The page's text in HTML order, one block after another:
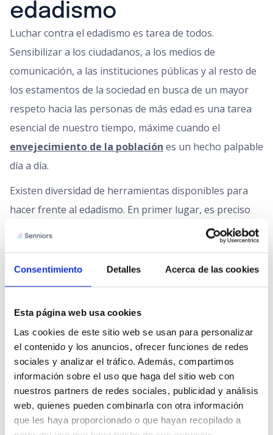
Consentimiento Detalles Acerca de las cookies
Esta página web usa cookies
Las cookies de este sitio web se usan para personalizar
el contenido y los anuncios, ofrecer funciones de redes
sociales y analizar el tráfico. Además, compartimos
información sobre el uso que haga del sitio web con
nuestros partners de redes sociales, publicidad y análisis
web, quienes pueden combinarla con otra información
que les haya proporcionado o que hayan recopilado a
edadismo
Luchar contra el edadismo es tarea de todos.
Sensibilizar a los ciudadanos, a los medios de
comunicación, a las instituciones públicas y al resto de
los estamentos de la sociedad en busca de un mayor
respeto hacia las personas de más edad es una tarea
esencial de nuestro tiempo, máxime cuando el
envejecimiento de la población es un hecho palpable
día a día.
Existen diversidad de herramientas disponibles para
hacer frente al edadismo. En primer lugar, es preciso
También es necesario contrarrestar los conceptos
negativos y estereotipados que homogenizan los
especialmente en las personas de más edad. Los
cambios debidos a la edad deben ser objeto de respeto.
Por último, se debe fomentar la participación
informada de las personas mayores en la toma de
decisiones, especialmente en aquellas en las que están